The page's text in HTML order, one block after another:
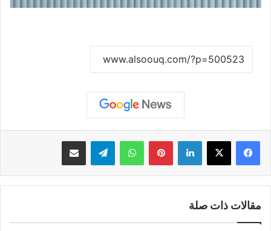
لينكدإن بينتيريستواتساب تيلقرام مشاركة عبر البريد
مقالات ذات صلة